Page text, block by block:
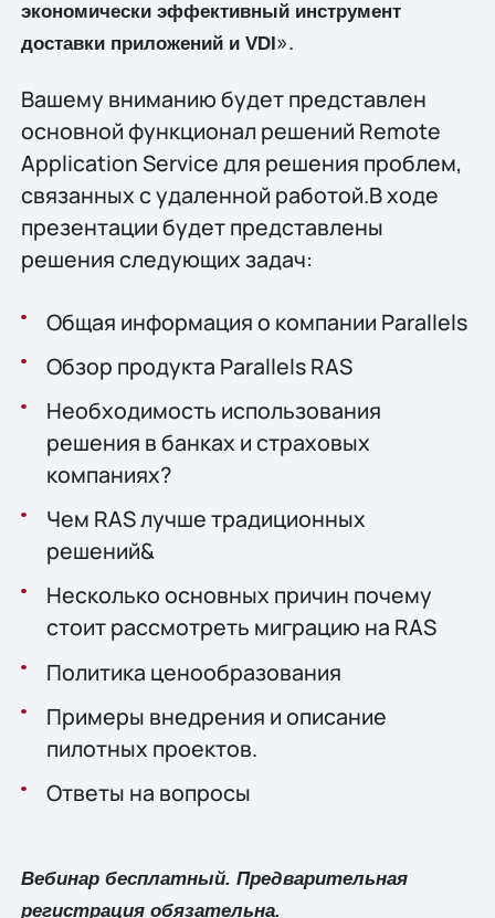
экономически эффективный инструмент
доставки приложений и VDI ».
Вашему вниманию будет представлен
основной функционал решений Remote
Application Service для решения проблем,
связанных с удаленной работой.В ходе
презентации будет представлены
решения следующих задач:
Общая информация о компании Parallels
Обзор продукта Parallels RAS
Необходимость использования
решения в банках и страховых
компаниях?
Чем RAS лучше традиционных
решений&
Несколько основных причин почему
стоит рассмотреть миграцию на RAS
Политика ценообразования
Примеры внедрения и описание
пилотных проектов.
Ответы на вопросы
Вебинар бесплатный. Предварительная
регистрация обязательна.